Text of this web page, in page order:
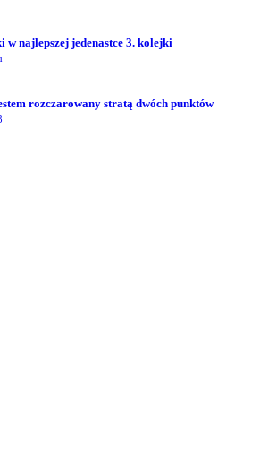
w najlepszej jedenastce 3. kolejki
rozczarowany stratą dwóch punktów